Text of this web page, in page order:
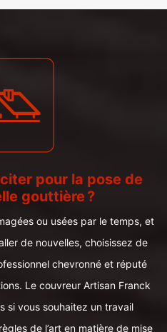
pour la pose de
gouttière ?
ou usées par le temps, et
de nouvelles, choisissez de
chevronné et réputé
Le couvreur Artisan Franck
si vous souhaitez un travail
de l’art en matière de mise